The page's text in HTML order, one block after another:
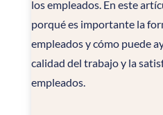
los empleados. En este
porqué es importante la
empleados y cómo puede
calidad del trabajo y la
empleados.